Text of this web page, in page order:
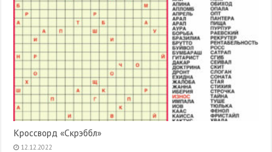
Кроссворд «Скрэббл»
12.12.2022